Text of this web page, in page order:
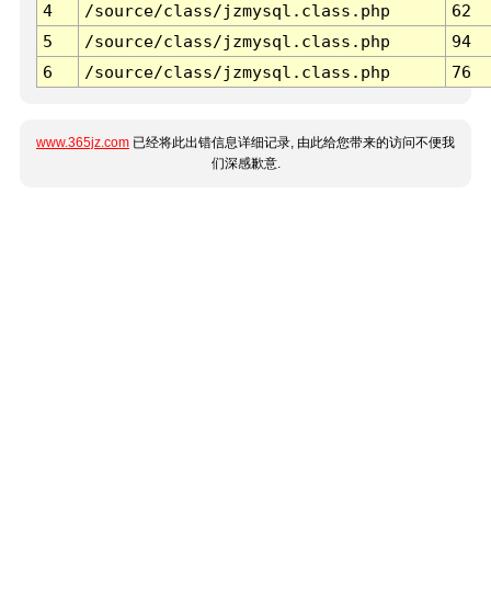
4
/source/class/jzmysql.class.php
62
5
/source/class/jzmysql.class.php
94
6
/source/class/jzmysql.class.php 76
www.365jz.com 已经将此出错信息详细记录, 由此给您带来的访问不便我
们深感歉意.